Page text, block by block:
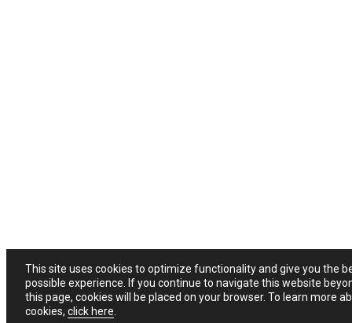
This site uses cookies to optimize functionality and give you the
possible experience. If you continue to navigate this website
this page, cookies will be placed on your browser. To learn more
cookies, click here